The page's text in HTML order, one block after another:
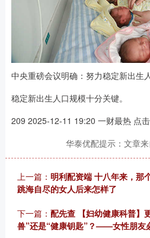
中央重磅会议明确：努力稳定新出生
稳定新出生人口规模十分关键。
209 2025-12-11 19:20 一财最热 点
华泰优配提示：文章来
上一篇： 明利配资端 十八年来，那
跳海自尽的女人后来怎样了
下一篇： 配先查 【妇幼健康科普】
兽”还是“健康钥匙”？——女性朋友